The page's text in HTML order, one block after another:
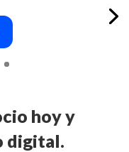
hoy y
digital.